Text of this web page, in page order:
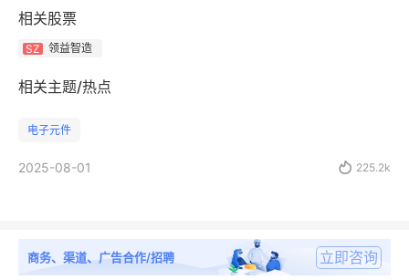
相关股票
SZ 领益智造
相关主题/热点
电子元件
2025-08-01  225.2k
商务、渠道、广告合作/招聘 立即咨询